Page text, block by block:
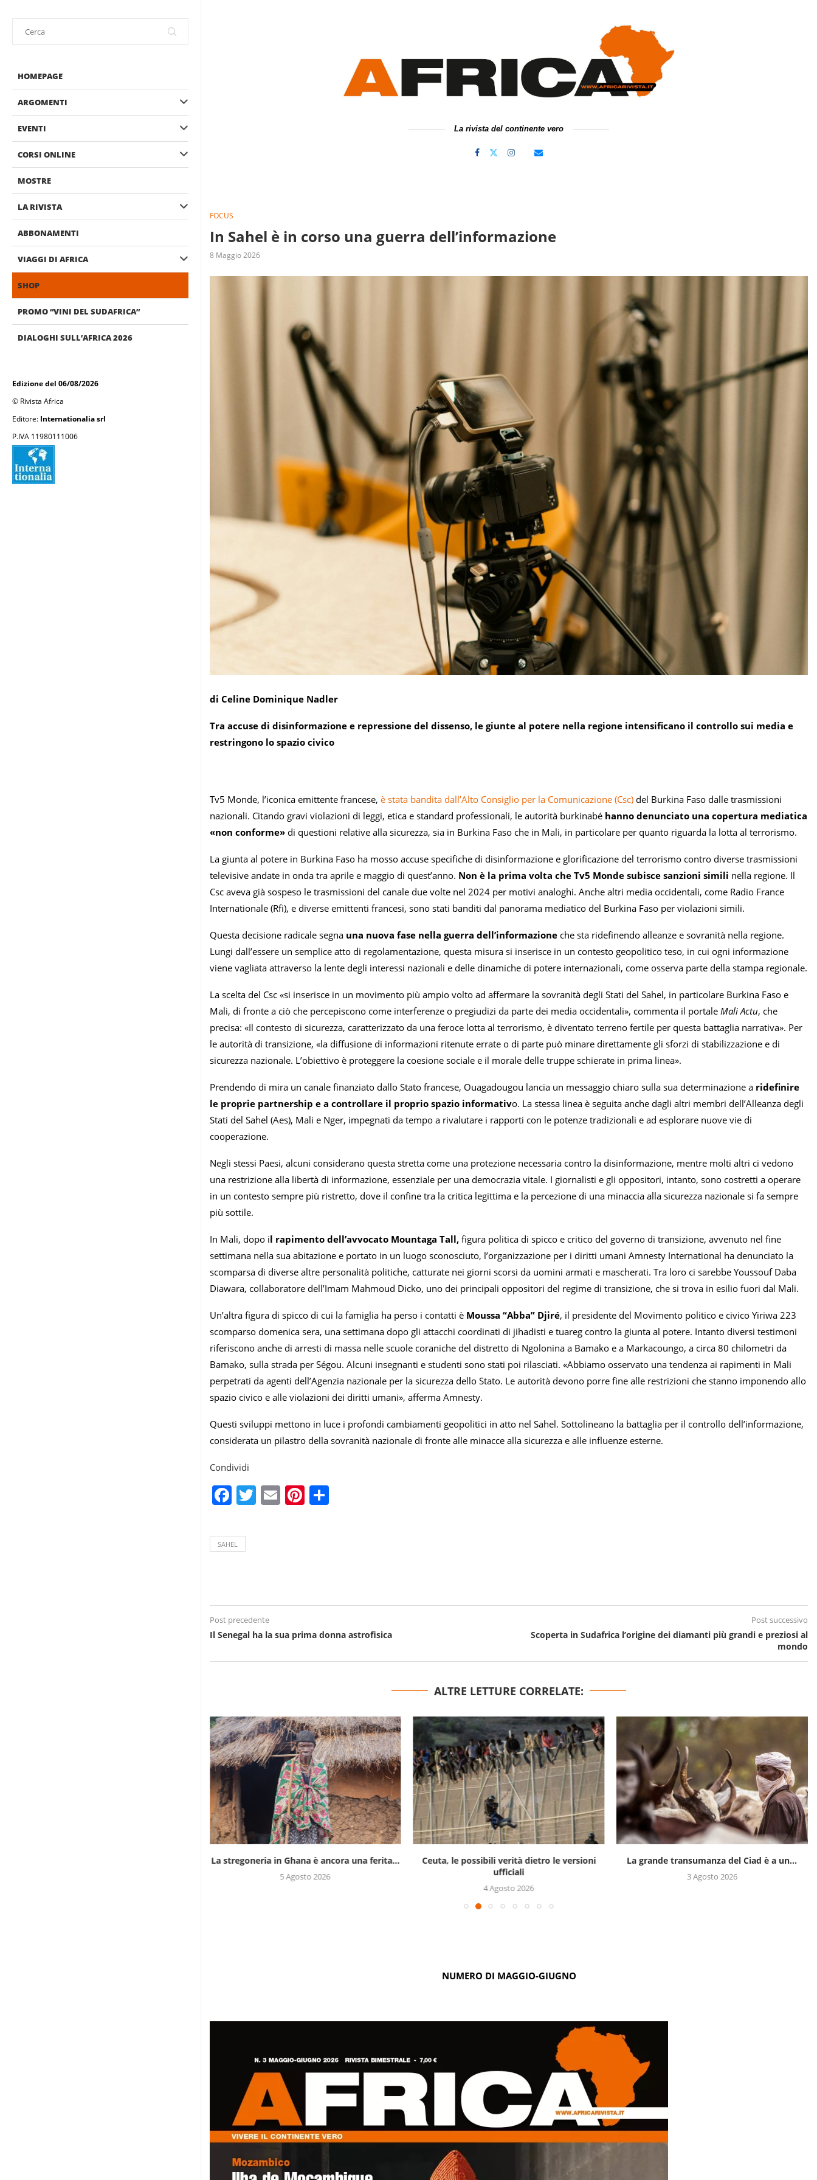
HOMEPAGE
ARGOMENTI
EVENTI
CORSI ONLINE
MOSTRE
LA RIVISTA
ABBONAMENTI
VIAGGI DI AFRICA
SHOP
PROMO “VINI DEL SUDAFRICA”
DIALOGHI SULL’AFRICA 2026
Edizione del 06/08/2026
© Rivista Africa
Editore: Internationalia srl
P.IVA 11980111006
La rivista del continente vero
FOCUS
In Sahel è in corso una guerra dell’informazione
8 Maggio 2026
di Celine Dominique Nadler
Tra accuse di disinformazione e repressione del dissenso, le giunte al potere nella regione intensificano il controllo sui media e
restringono lo spazio civico
Tv5 Monde, l’iconica emittente francese, è stata bandita dall’Alto Consiglio per la Comunicazione (Csc) del Burkina Faso dalle trasmissioni
nazionali. Citando gravi violazioni di leggi, etica e standard professionali, le autorità burkinabé hanno denunciato una copertura mediatica
«non conforme» di questioni relative alla sicurezza, sia in Burkina Faso che in Mali, in particolare per quanto riguarda la lotta al terrorismo.
La giunta al potere in Burkina Faso ha mosso accuse specifiche di disinformazione e glorificazione del terrorismo contro diverse trasmissioni
televisive andate in onda tra aprile e maggio di quest’anno. Non è la prima volta che Tv5 Monde subisce sanzioni simili nella regione. Il
Csc aveva già sospeso le trasmissioni del canale due volte nel 2024 per motivi analoghi. Anche altri media occidentali, come Radio France
Internationale (Rfi), e diverse emittenti francesi, sono stati banditi dal panorama mediatico del Burkina Faso per violazioni simili.
Questa decisione radicale segna una nuova fase nella guerra dell’informazione che sta ridefinendo alleanze e sovranità nella regione.
Lungi dall’essere un semplice atto di regolamentazione, questa misura si inserisce in un contesto geopolitico teso, in cui ogni informazione
viene vagliata attraverso la lente degli interessi nazionali e delle dinamiche di potere internazionali, come osserva parte della stampa regionale.
La scelta del Csc «si inserisce in un movimento più ampio volto ad affermare la sovranità degli Stati del Sahel, in particolare Burkina Faso e
Mali, di fronte a ciò che percepiscono come interferenze o pregiudizi da parte dei media occidentali», commenta il portale Mali Actu, che
precisa: «Il contesto di sicurezza, caratterizzato da una feroce lotta al terrorismo, è diventato terreno fertile per questa battaglia narrativa». Per
le autorità di transizione, «la diffusione di informazioni ritenute errate o di parte può minare direttamente gli sforzi di stabilizzazione e di
sicurezza nazionale. L’obiettivo è proteggere la coesione sociale e il morale delle truppe schierate in prima linea».
Prendendo di mira un canale finanziato dallo Stato francese, Ouagadougou lancia un messaggio chiaro sulla sua determinazione a ridefinire
le proprie partnership e a controllare il proprio spazio informativo. La stessa linea è seguita anche dagli altri membri dell’Alleanza degli
Stati del Sahel (Aes), Mali e Nger, impegnati da tempo a rivalutare i rapporti con le potenze tradizionali e ad esplorare nuove vie di
cooperazione.
Negli stessi Paesi, alcuni considerano questa stretta come una protezione necessaria contro la disinformazione, mentre molti altri ci vedono
una restrizione alla libertà di informazione, essenziale per una democrazia vitale. I giornalisti e gli oppositori, intanto, sono costretti a operare
in un contesto sempre più ristretto, dove il confine tra la critica legittima e la percezione di una minaccia alla sicurezza nazionale si fa sempre
più sottile.
In Mali, dopo il rapimento dell’avvocato Mountaga Tall, figura politica di spicco e critico del governo di transizione, avvenuto nel fine
settimana nella sua abitazione e portato in un luogo sconosciuto, l’organizzazione per i diritti umani Amnesty International ha denunciato la
scomparsa di diverse altre personalità politiche, catturate nei giorni scorsi da uomini armati e mascherati. Tra loro ci sarebbe Youssouf Daba
Diawara, collaboratore dell’Imam Mahmoud Dicko, uno dei principali oppositori del regime di transizione, che si trova in esilio fuori dal Mali.
Un’altra figura di spicco di cui la famiglia ha perso i contatti è Moussa “Abba” Djiré, il presidente del Movimento politico e civico Yiriwa 223
scomparso domenica sera, una settimana dopo gli attacchi coordinati di jihadisti e tuareg contro la giunta al potere. Intanto diversi testimoni
riferiscono anche di arresti di massa nelle scuole coraniche del distretto di Ngolonina a Bamako e a Markacoungo, a circa 80 chilometri da
Bamako, sulla strada per Ségou. Alcuni insegnanti e studenti sono stati poi rilasciati. «Abbiamo osservato una tendenza ai rapimenti in Mali
perpetrati da agenti dell’Agenzia nazionale per la sicurezza dello Stato. Le autorità devono porre fine alle restrizioni che stanno imponendo allo
spazio civico e alle violazioni dei diritti umani», afferma Amnesty.
Questi sviluppi mettono in luce i profondi cambiamenti geopolitici in atto nel Sahel. Sottolineano la battaglia per il controllo dell’informazione,
considerata un pilastro della sovranità nazionale di fronte alle minacce alla sicurezza e alle influenze esterne.
Condividi
Facebook
Twitter
EmailPinterest
SAHEL
Post precedente
Il Senegal ha la sua prima donna astrofisica
Post successivo
Scoperta in Sudafrica l’origine dei diamanti più grandi e preziosi al
mondo
ALTRE LETTURE CORRELATE:
La stregoneria in Ghana è ancora una ferita...
5 Agosto 2026
Ceuta, le possibili verità dietro le versioni
ufficiali
4 Agosto 2026
La grande transumanza del Ciad è a un...
3 Agosto 2026
NUMERO DI MAGGIO-GIUGNO